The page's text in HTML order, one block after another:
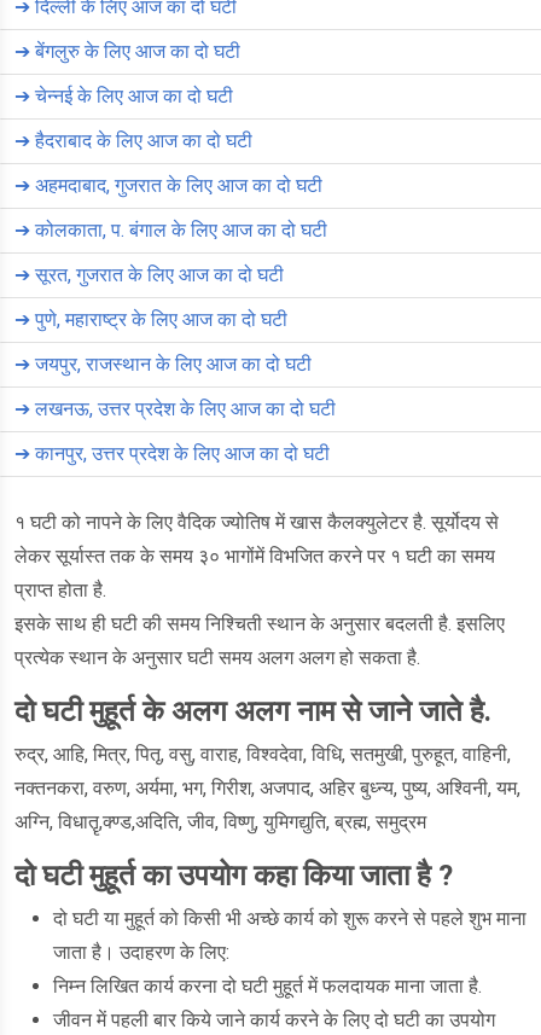
➔दिल्ली के लिए आज का दो घटी
➔बेंगलुरु के लिए आज का दो घटी
➔चेन्नई के लिए आज का दो घटी
➔हैदराबाद के लिए आज का दो घटी
➔ अहमदाबाद, गुजरात के लिए आज का दो घटी
➔कोलकाता, प. बंगाल के लिए आज का दो घटी
➔सूरत, गुजरात के लिए आज का दो घटी
➔पुणे, महाराष्ट्र के लिए आज का दो घटी
➔जयपुर, राजस्थान के लिए आज का दो घटी
➔लखनऊ, उत्तर प्रदेश के लिए आज का दो घटी
➔कानपुर, उत्तर प्रदेश के लिए आज का दो घटी
१ घटी को नापने के लिए वैदिक ज्योतिष में खास कैलक्युलेटर है. सूर्योदय से
लेकर सूर्यास्त तक के समय ३० भागोंमें विभजित करने पर १ घटी का समय
प्राप्त होता है.
इसके साथ ही घटी की समय निश्चिती स्थान के अनुसार बदलती है. इसलिए
प्रत्येक स्थान के अनुसार घटी समय अलग अलग हो सकता है.
दो घटी मुहूर्त के अलग अलग नाम से जाने जाते है.
रुद्र, आहि, मित्र, पितृ, वसु, वाराह, विश्वदेवा, विधि, सतमुखी, पुरुहूत, वाहिनी,
नक्तनकरा, वरुण, अर्यमा, भग, गिरीश, अजपाद, अहिर बुध्न्य, पुष्य, अश्विनी, यम,
अग्नि, विधातॄ,क्ण्ड,अदिति, जीव, विष्णु, युमिगद्युति, ब्रह्म, समुद्रम
दो घटी मुहूर्त का उपयोग कहा किया जाता है ?
दो घटी या मुहूर्त को किसी भी अच्छे कार्य को शुरू करने से पहले शुभ माना
जाता है। उदाहरण के लिए:
निम्न लिखित कार्य करना दो घटी मुहूर्त में फलदायक माना जाता है.
जीवन में पहली बार किये जाने कार्य करने के लिए दो घटी का उपयोग